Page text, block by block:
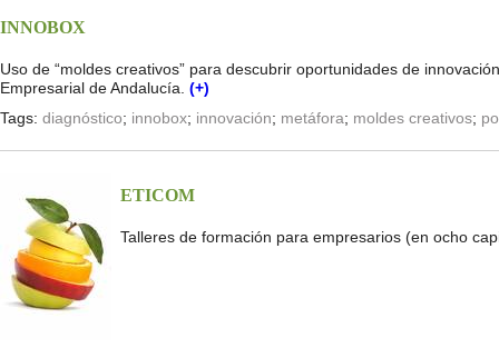
INNOBOX
Uso de “moldes creativos” para descubrir oportunidades de
Empresarial de Andalucía. (+)
Tags: diagnóstico; innobox; innovación; metáfora; moldes creativos;
ETICOM
Talleres de formación para empresarios (en ocho